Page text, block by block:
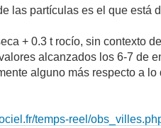
las partículas es el que está
+ 0.3 t rocío, sin contexto
alcanzados los 6-7 de
alguno más respecto a
temps-reel/